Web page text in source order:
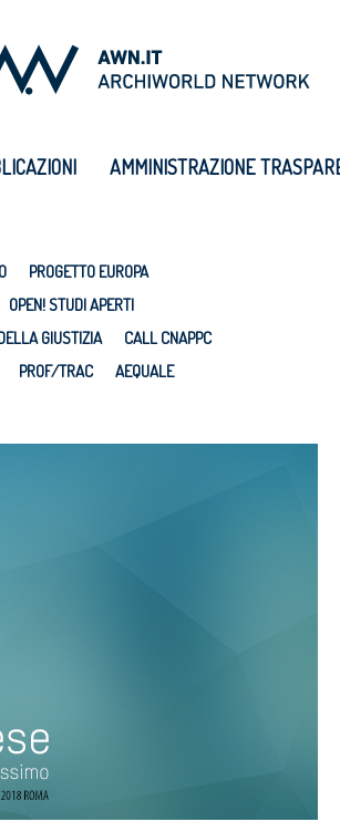
AMMINISTRAZIONE
PROGETTO EUROPA
OPEN! STUDI APERTI
GIUSTIZIA
CALL CNAPPC
PROF/TRAC
AEQUALE